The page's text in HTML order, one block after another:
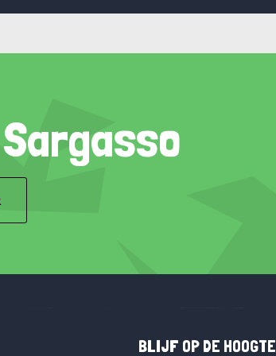
BLIJF OP DE HOOGTE